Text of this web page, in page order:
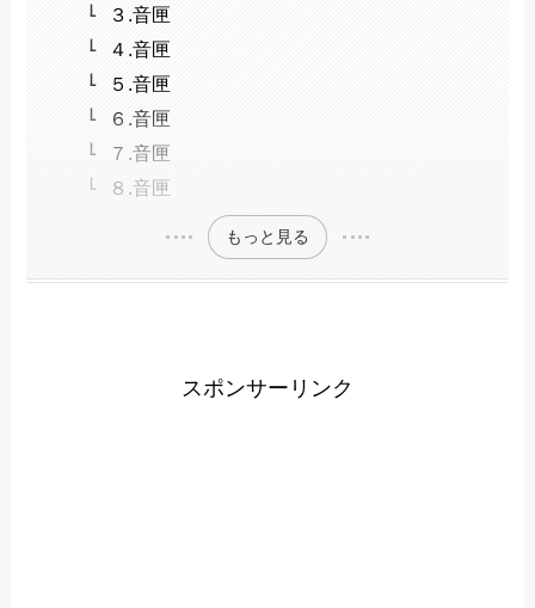
３.音匣
４.音匣
５.音匣
６.音匣
７.音匣
８.音匣
もっと見る
スポンサーリンク